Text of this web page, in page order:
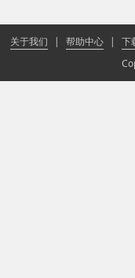
关于我们 | 帮助中心 |
下